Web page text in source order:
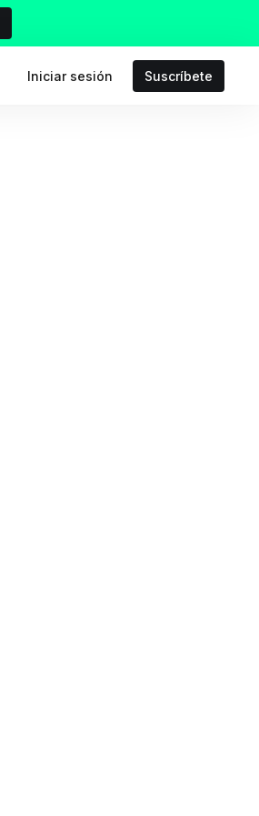
Iniciar sesión Suscríbete